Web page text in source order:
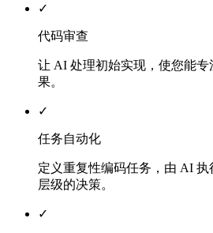
✓
代码审查
让 AI 处理初始实现，使您能
果。
✓
任务自动化
定义重复性编码任务，由 AI
层级的决策。
✓